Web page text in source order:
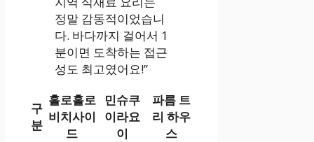
정말 감동적이었습니
다. 바다까지 걸어서 1
분이면 도착하는 접근
성도 최고였어요!”
구
분
홀로홀로
비치사이
드
민슈쿠
이라요
이
파름 트
리 하우
스